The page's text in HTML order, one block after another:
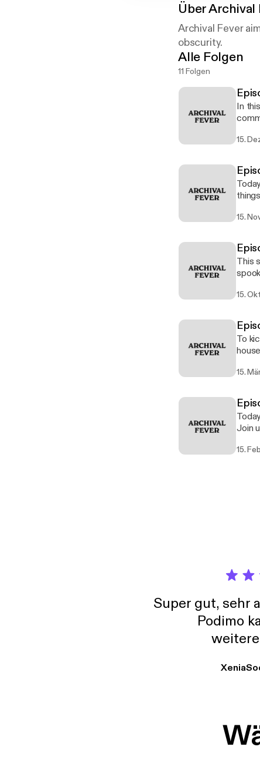
ÜberArchival
Archival Fever
obscurity.
Alle Folgen
11 Folgen
In
15.
and
15.
This
15.
To
15.
Join
15.
Super gut, sehr
Podimo